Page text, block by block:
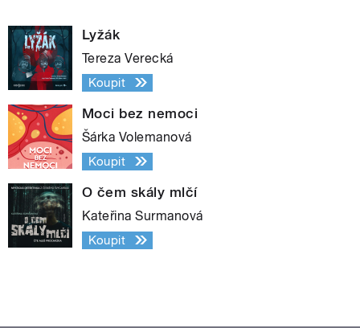
Lyžák
Tereza Verecká
Koupit
Moci bez nemoci
Šárka Volemanová
Koupit
O čem skály mlčí
Kateřina Surmanová
Koupit